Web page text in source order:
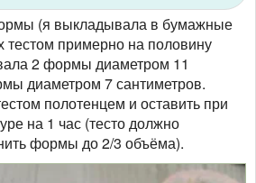
(я выкладывала в бумажные
примерно на половину
2 формы диаметром 11
диаметром 7 сантиметров.
полотенцем и оставить при
на 1 час (тесто должно
формы до 2/3 объёма).